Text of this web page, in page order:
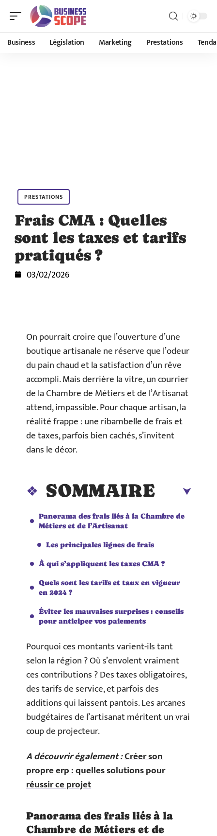
Business Législation Marketing Prestations
PRESTATIONS
Frais CMA : Quelles
sont les taxes et tarifs
pratiqués ?
03/02/2026
On pourrait croire que l’ouverture d’une
boutique artisanale ne réserve que l’odeur
du pain chaud et la satisfaction d’un rêve
accompli. Mais derrière la vitre, un courrier
de la Chambre de Métiers et de l’Artisanat
attend, impassible. Pour chaque artisan, la
réalité frappe : une ribambelle de frais et
de taxes, parfois bien cachés, s’invitent
dans le décor.
SOMMAIRE
Panorama des frais liés à la Chambre de
Métiers et de l’Artisanat
Les principales lignes de frais
À qui s’appliquent les taxes CMA ?
Quels sont les tarifs et taux en vigueur
en 2024 ?
Éviter les mauvaises surprises : conseils
pour anticiper vos paiements
Pourquoi ces montants varient-ils tant
selon la région ? Où s’envolent vraiment
ces contributions ? Des taxes obligatoires,
des tarifs de service, et parfois des
additions qui laissent pantois. Les arcanes
budgétaires de l’artisanat méritent un vrai
coup de projecteur.
A découvrir également :Créer son
propre erp : quelles solutions pour
réussir ce projet
Panorama des frais liés à la
Chambre de Métiers et de